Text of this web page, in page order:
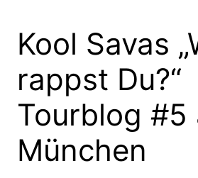
Kool Savas
rappst Du?“
Tourblog #5
München